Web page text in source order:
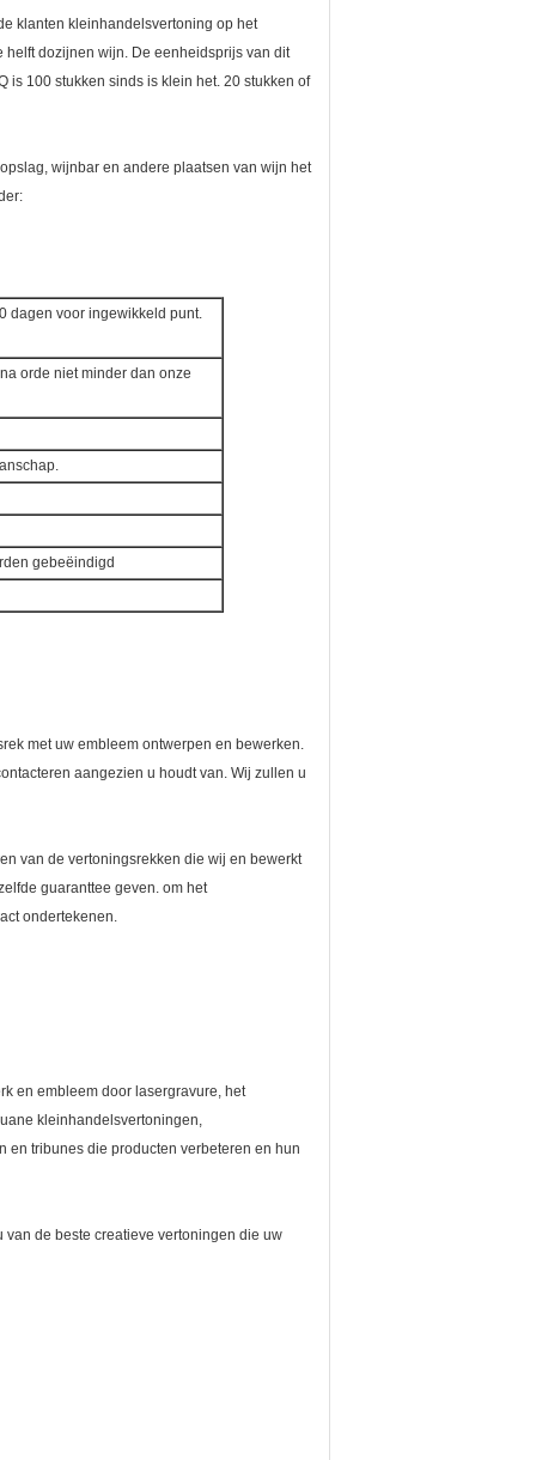
klanten kleinhandelsvertoning op het
helft dozijnen wijn. De eenheidsprijs van dit
is 100 stukken sinds is klein het. 20 stukken of
wijnbar en andere plaatsen van wijn het
dagen voor ingewikkeld punt.
orde niet minder dan onze
gebeëindigd
met uw embleem ontwerpen en bewerken.
aangezien u houdt van. Wij zullen u
van de vertoningsrekken die wij en bewerkt
guaranttee geven. om het
ondertekenen.
en embleem door lasergravure, het
kleinhandelsvertoningen,
en tribunes die producten verbeteren en hun
de beste creatieve vertoningen die uw